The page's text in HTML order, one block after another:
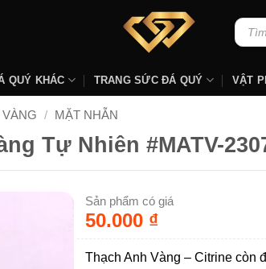
Tìm
kiếm:
QUÝ KHÁC TRANG SỨC ĐÁ QUÝ VẬT
/ MẶT NHẪN
Tự Nhiên #MATV-
Sản phẩm có giá
50.000 ₫
Thạch Anh Vàng – Citrine còn